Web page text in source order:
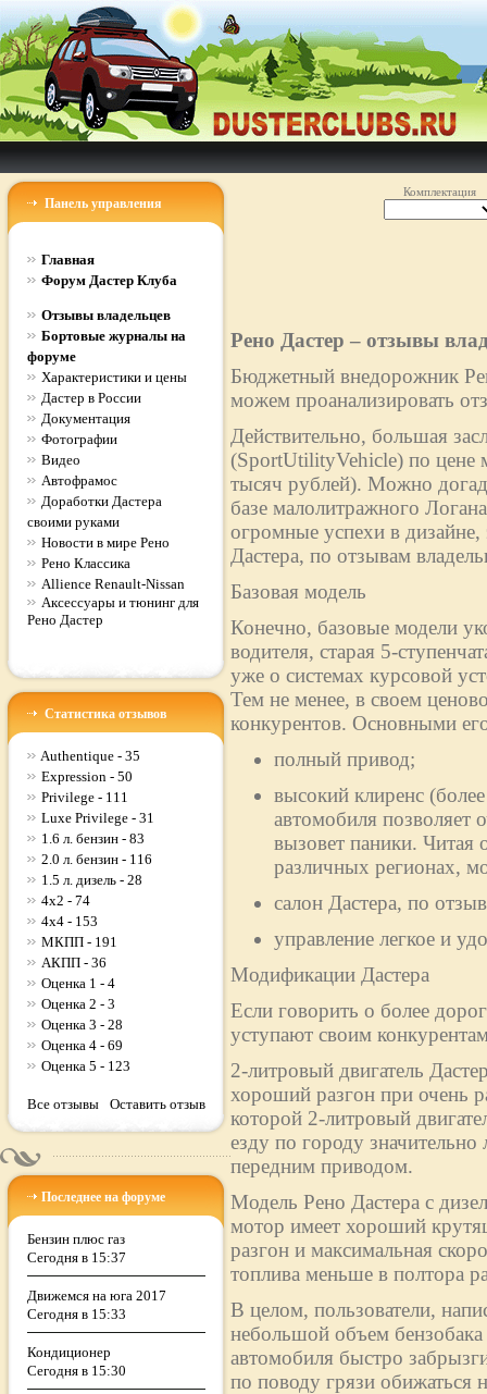
Панель управления
Главная
Форум Дастер Клуба
Отзывы владельцев
Бортовые журналы на
форуме
Характеристики и цены
Дастер в России
Документация
Фотографии
Видео
Автофрамос
Доработки Дастера
своими руками
Новости в мире Рено
Рено Классика
Allience Renault-Nissan
Аксессуары и тюнинг для
Рено Дастер
Статистика отзывов
Authentique - 35
Expression - 50
Privilege - 111
Luxe Privilege - 31
1.6 л. бензин - 83
2.0 л. бензин - 116
1.5 л. дизель - 28
4x2 - 74
4x4 - 153
МКПП - 191
АКПП - 36
Оценка 1 - 4
Оценка 2 - 3
Оценка 3 - 28
Оценка 4 - 69
Оценка 5 - 123
Все отзывы Оставить отзыв
Последнее на форуме
Бензин плюс газ
Сегодня в 15:37
Движемся на юга 2017
Сегодня в 15:33
Кондиционер
Сегодня в 15:30
Комплектация
Рено Дастер – отзывы
Бюджетный внедорожник
можем проанализировать
Действительно, большая
(SportUtilityVehicle) по цене
тысяч рублей). Можно
базе малолитражного
огромные успехи в
Дастера, по отзывам
Базовая модель
Конечно, базовые модели
водителя, старая 5-
уже о системах курсовой
Тем не менее, в своем
конкурентов. Основными
полный привод;
высокий клиренс
автомобиля позволяет
вызовет паники. Читая
различных регионах,
салон Дастера, по
управление легкое и
Модификации Дастера
Если говорить о более
уступают своим
2-литровый двигатель
хороший разгон при очень
которой 2-литровый
езду по городу
передним приводом.
Модель Рено Дастера с
мотор имеет хороший
разгон и максимальная
топлива меньше в полтора
В целом, пользователи,
небольшой объем бензобака
автомобиля быстро
по поводу грязи обижаться